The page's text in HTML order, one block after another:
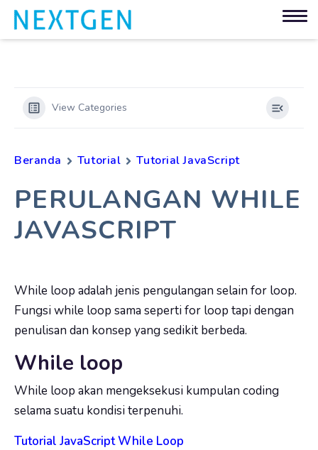
View Categories
Beranda Tutorial Tutorial JavaScript
PERULANGAN WHILE
JAVASCRIPT
While loop adalah jenis pengulangan selain for loop.
Fungsi while loop sama seperti for loop tapi dengan
penulisan dan konsep yang sedikit berbeda.
While loop
While loop akan mengeksekusi kumpulan coding
selama suatu kondisi terpenuhi.
Tutorial JavaScript While Loop